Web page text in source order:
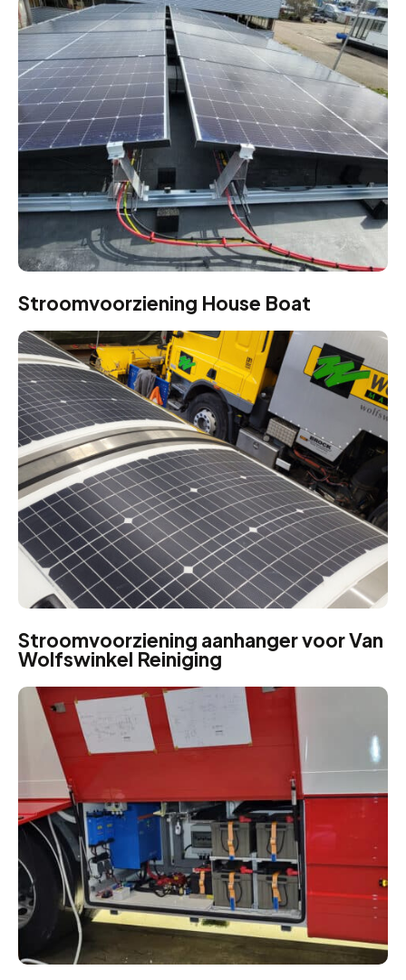
Stroomvoorziening House Boat
Stroomvoorziening aanhanger voor Van
Wolfswinkel Reiniging